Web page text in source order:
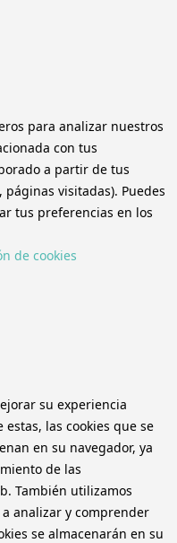
para analizar nuestros
con tus
a partir de tus
visitadas). Puedes
tus preferencias en los
de cookies
su experiencia
las cookies que se
en su navegador, ya
de las
También utilizamos
analizar y comprender
se almacenarán en su